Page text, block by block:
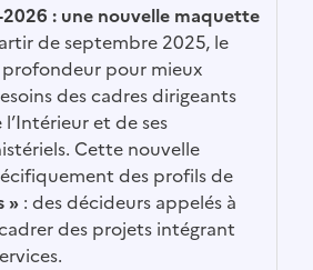
: une nouvelle maquette
de septembre 2025, le
profondeur pour mieux
des cadres dirigeants
et de ses
Cette nouvelle
des profils de
» : des décideurs appelés à
des projets intégrant